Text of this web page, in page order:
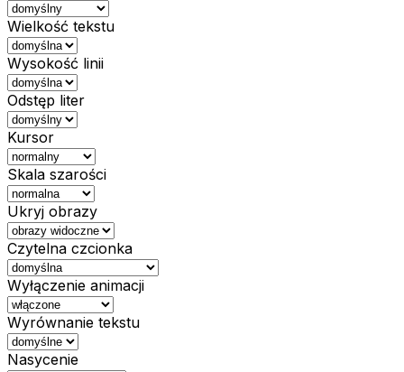
Wielkość tekstu
Wysokość linii
Odstęp liter
Kursor
Skala szarości
Ukryj obrazy
Czytelna czcionka
Wyłączenie animacji
Wyrównanie tekstu
Nasycenie